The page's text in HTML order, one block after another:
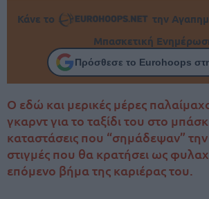
Κάνε το
την
Μπασκετική
Πρόσθεσε το Eurohoops
Ο εδώ και μερικές μέρες
γκαρντ για το ταξίδι του στο
καταστάσεις που “σημάδεψαν” την
στιγμές που θα κρατήσει ως
επόμενο βήμα της καριέρας του.